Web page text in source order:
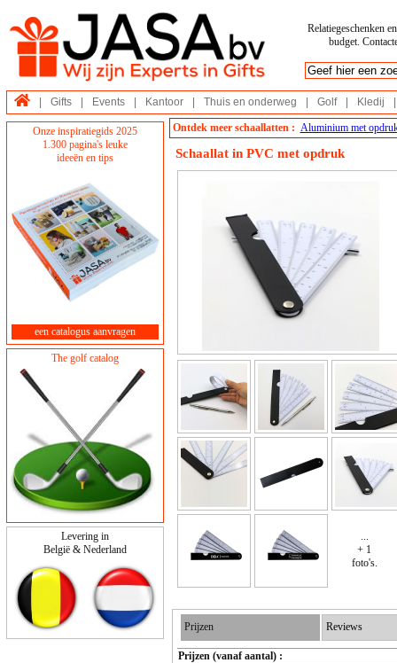
Relatiegeschenken
budget.
Gifts Events Kantoor Thuis en onderweg Golf Kledij
Onze inspiratiegids 2025
1.300 pagina's leuke
ideeën en tips
een catalogus aanvragen
The golf catalog
Levering in
België & Nederland
Ontdek meer schaallatten : Aluminium met
Schaallat in PVC met opdruk
...
+ 1
foto's.
Prijzen Reviews
Prijzen (vanaf aantal) :